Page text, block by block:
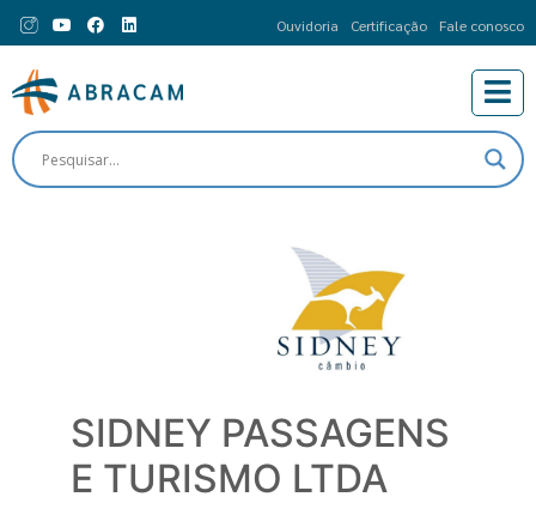
Ouvidoria Certificação Fale conosco
SIDNEY PASSAGENS
E TURISMO LTDA